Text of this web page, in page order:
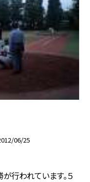
06/25
行われています。５